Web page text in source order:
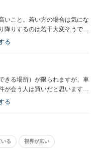
いこと。若い方の場合は気にな
りするのは若干大変そうでし
音が気になるといえば気になり
の
あると思いました。
る
きる場所）が限られますが、車
会う人は買いだと思います。
いです。なのでしっかりと見る
る
る 視界が広い